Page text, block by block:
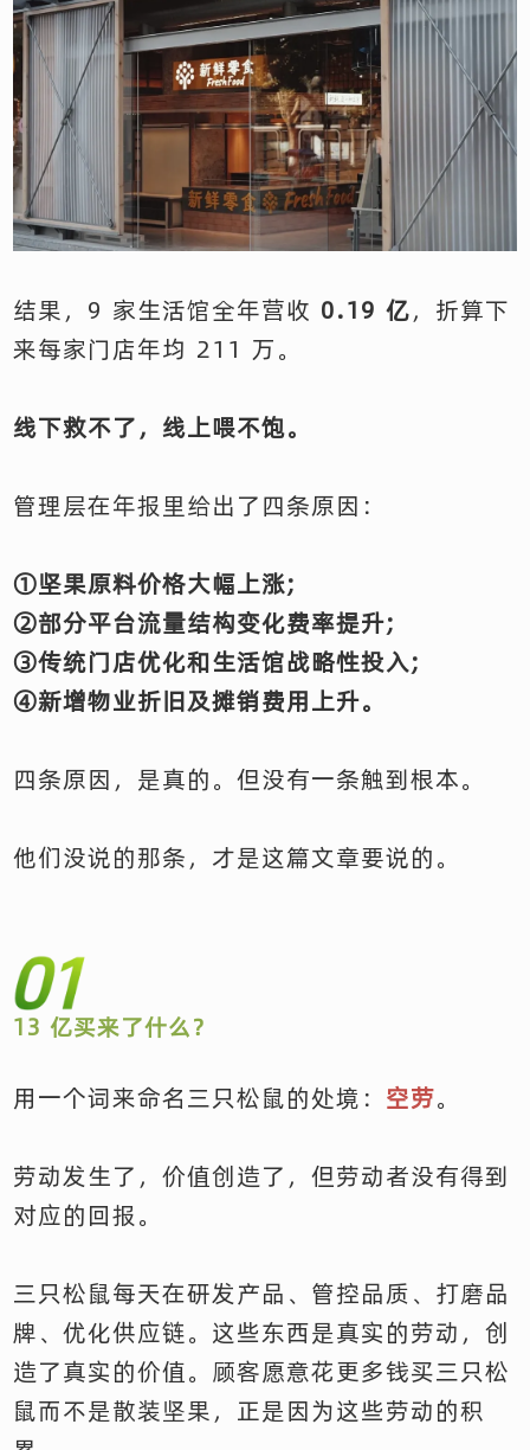
结果，9 家生活馆全年营收 0.19 亿，折算下
来每家门店年均 211 万。
线下救不了，线上喂不饱。
管理层在年报里给出了四条原因：
①坚果原料价格大幅上涨;
②部分平台流量结构变化费率提升;
③传统门店优化和生活馆战略性投入;
④新增物业折旧及摊销费用上升。
四条原因，是真的。但没有一条触到根本。
他们没说的那条，才是这篇文章要说的。
13 亿买来了什么？
用一个词来命名三只松鼠的处境： 空劳。
劳动发生了，价值创造了，但劳动者没有得到
对应的回报。
三只松鼠每天在研发产品、管控品质、打磨品
牌、优化供应链。这些东西是真实的劳动，创
造了真实的价值。顾客愿意花更多钱买三只松
鼠而不是散装坚果，正是因为这些劳动的积